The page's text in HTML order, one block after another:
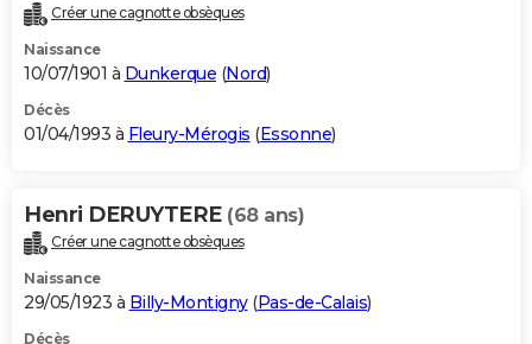
Créer une cagnotte obsèques
Naissance
10/07/1901 à Dunkerque (Nord)
Décès
01/04/1993 à Fleury-Mérogis (Essonne)
Henri DERUYTERE (68 ans)
Créer une cagnotte obsèques
Naissance
29/05/1923 à Billy-Montigny(Pas-de-Calais)
Décès